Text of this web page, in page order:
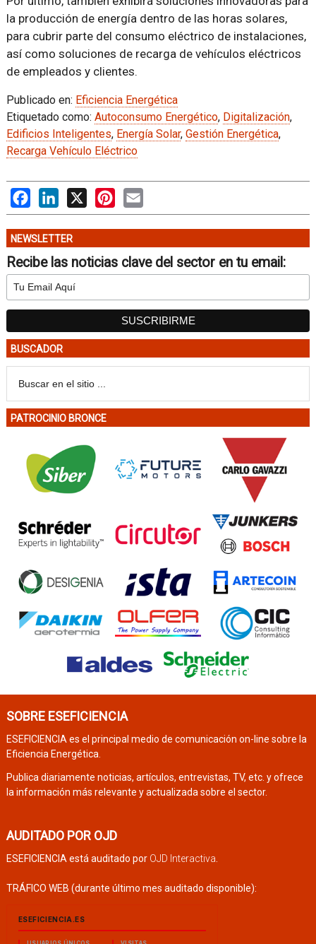
la producción de energía dentro de las horas solares,
para cubrir parte del consumo eléctrico de instalaciones,
así como soluciones de recarga de vehículos eléctricos
de empleados y clientes.
Publicado en: Eficiencia Energética
Etiquetado como: Autoconsumo Energético, Digitalización,
Edificios Inteligentes, Energía Solar, Gestión Energética,
Recarga Vehículo Eléctrico
FacebookLinkedIn
X PinterestEmail
NEWSLETTER
Recibe las noticias clave del sector en tu email:
BUSCADOR
PATROCINIO BRONCE
SOBRE ESEFICIENCIA
ESEFICIENCIA es el principal medio de comunicación on-line sobre la
Eficiencia Energética.
Publica diariamente noticias, artículos, entrevistas, TV, etc. y ofrece
la información más relevante y actualizada sobre el sector.
AUDITADO POR OJD
ESEFICIENCIA está auditado por OJD Interactiva
TRÁFICO WEB (durante último mes auditado disponible):